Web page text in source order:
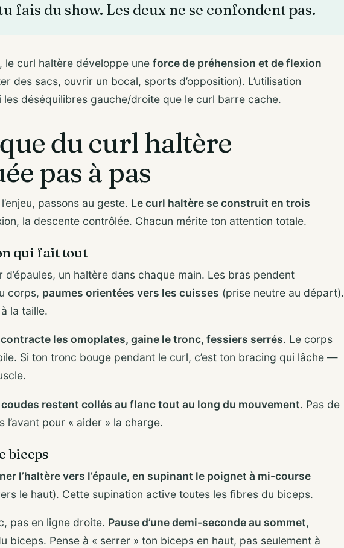
fais du show. Les deux ne se confondent pas.
le curl haltère développe une force de préhension et de flexion
des sacs, ouvrir un bocal, sports d’opposition). L’utilisation
les déséquilibres gauche/droite que le curl barre cache.
du curl haltère
pas à pas
passons au geste. Le curl haltère se construit en trois
la descente contrôlée. Chacun mérite ton attention totale.
qui fait tout
un haltère dans chaque main. Les bras pendent
corps, paumes orientées vers les cuisses (prise neutre au départ).
la taille.
contracte les omoplates, gaine le tronc, fessiers serrés. Le corps
Si ton tronc bouge pendant le curl, c’est ton bracing qui lâche —
restent collés au flanc tout au long du mouvement. Pas de
pour « aider » la charge.
biceps
l’haltère vers l’épaule, en supinant le poignet à mi-course
le haut). Cette supination active toutes les fibres du biceps.
pas en ligne droite. Pause d’une demi-seconde au sommet,
biceps. Pense à « serrer » ton biceps en haut, pas seulement à